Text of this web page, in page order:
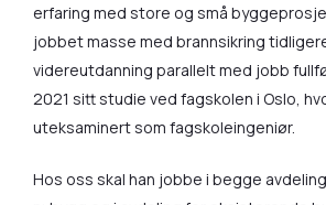
erfaring med store og små
jobbet masse med brannsikring
videreutdanning parallelt med jobb
2021 sitt studie ved fagskolen i Oslo,
uteksaminert som fagskoleingeniør.
Hos oss skal han jobbe i begge